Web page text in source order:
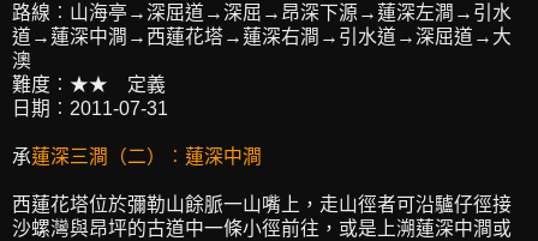
路線︰山海亭→深屈道→深屈→昂深下源→蓮深左澗→引水
道→蓮深中澗→西蓮花塔→蓮深右澗→引水道→深屈道→大
澳
難度︰★★ 定義
日期︰2011-07-31
承蓮深三澗（二）︰蓮深中澗
西蓮花塔位於彌勒山餘脈一山嘴上，走山徑者可沿驢仔徑接
沙螺灣與昂坪的古道中一條小徑前往，或是上溯蓮深中澗或